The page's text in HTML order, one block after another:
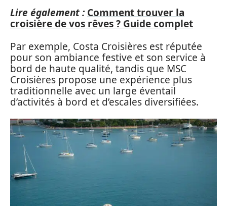
Lire également : Comment trouver la
croisière de vos rêves ? Guide complet
Par exemple, Costa Croisières est réputée
pour son ambiance festive et son service à
bord de haute qualité, tandis que MSC
Croisières propose une expérience plus
traditionnelle avec un large éventail
d’activités à bord et d’escales diversifiées.